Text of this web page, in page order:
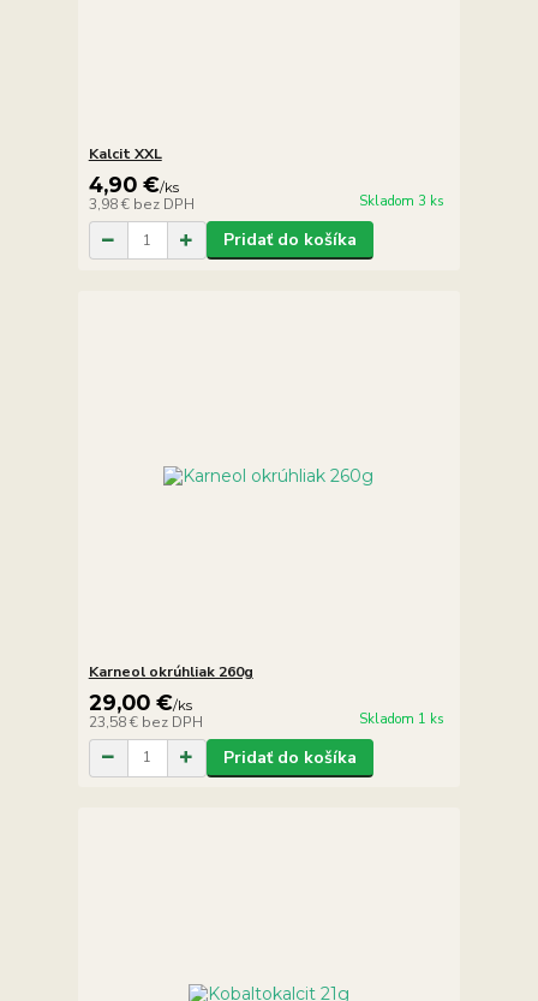
Kalcit XXL
4,90 €/ks
3,98 € bez DPH Skladom 3 ks
Pridať do košíka
Karneol okrúhliak 260g
29,00 €/ks
23,58 € bez DPH Skladom 1 ks
Pridať do košíka